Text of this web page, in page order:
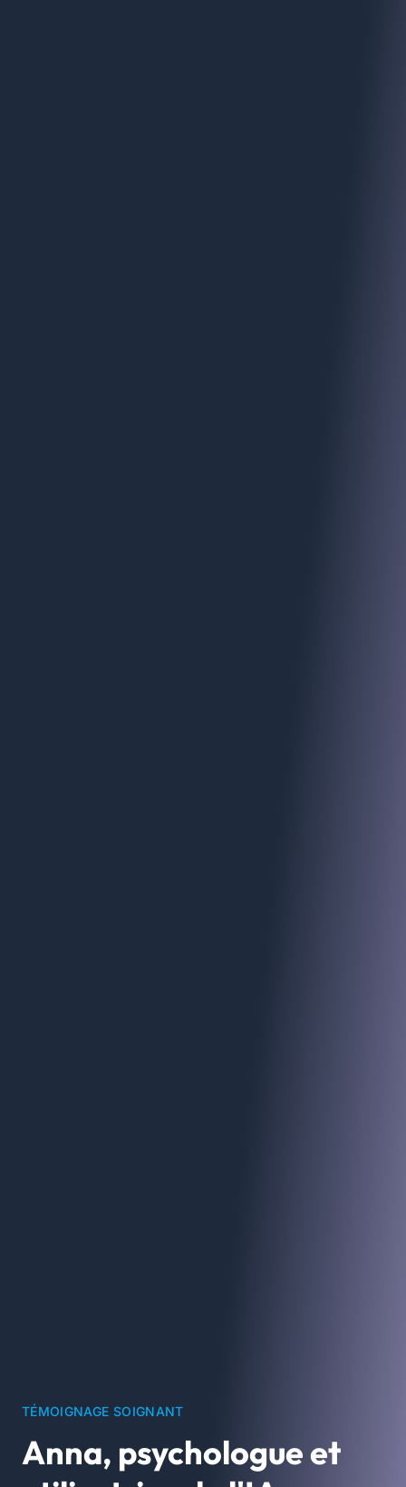
TÉMOIGNAGE SOIGNANT
Anna, psychologue et